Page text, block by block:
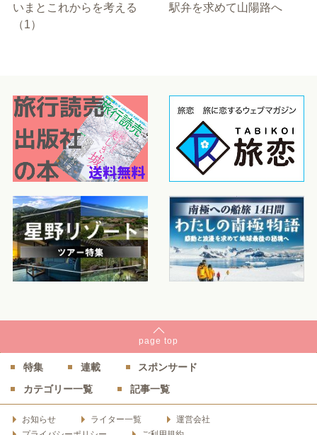
いまとこれからを考える
（1）
駅弁を求めて山陽路へ
page top
特集 連載
スポンサード
カテゴリー一覧
記事一覧
お知らせ ライター一覧
運営会社